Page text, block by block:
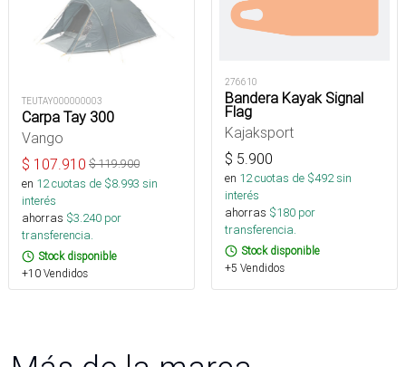
TEUTAY000000003
Carpa Tay 300
Vango
$ 107.910 $119.900
en 12cuotas de $8.993 sin
interés
ahorras $3.240 por
transferencia.
Stock disponible
+10 Vendidos
276610
Bandera Kayak Signal
Flag
Kajaksport
$ 5.900
en 12cuotas de $492sin
interés
ahorras $180 por
transferencia.
Stock disponible
+5 Vendidos